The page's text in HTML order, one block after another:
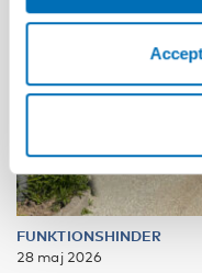
FUNKTIONSHINDER
28 maj 2026